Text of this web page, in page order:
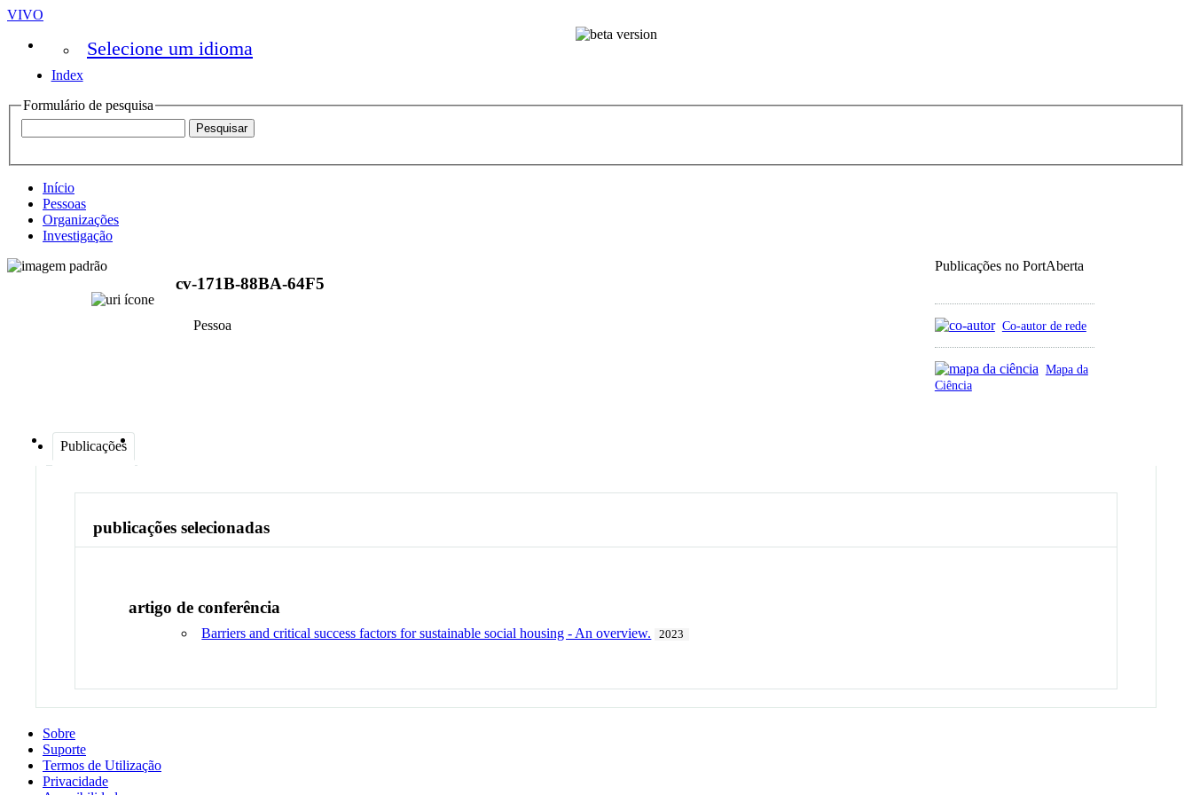
VIVO
Selecione um idioma
Index
Formulário de pesquisa
Início
Pessoas
Organizações
Investigação
Publicações no PortAberta
Co-autor de rede
Mapa da
Ciência
cv-171B-88BA-64F5
Pessoa
Publicações
publicações selecionadas
artigo de conferência
Barriers and critical success factors for sustainable social housing - An overview. 2023
Sobre
Suporte
Termos de Utilização
Privacidade